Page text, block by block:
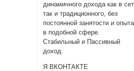
динамичного дохода как в
так и традиционного, без
постоянной занятости и опыта
в подобной сфере.
Стабильный и Пассивный
доход.
Я ВКОНТАКТЕ